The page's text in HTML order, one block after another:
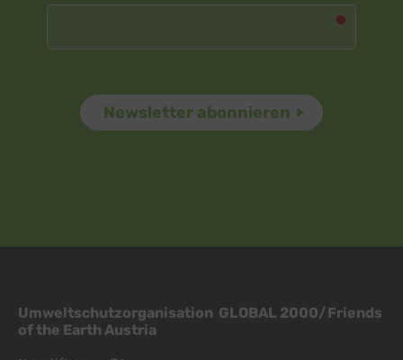
Umweltschutzorganisation GLOBAL 2000/Friends
of the Earth Austria